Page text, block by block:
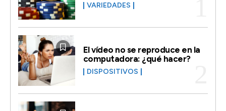
VARIEDADES
El vídeo no se reproduce en la
computadora: ¿qué hacer?
DISPOSITIVOS